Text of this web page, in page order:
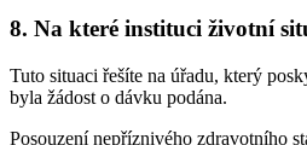
8. Na které instituci životní
Tuto situaci řešíte na úřadu, který
byla žádost o dávku podána.
Posouzení nepříznivého zdravotního